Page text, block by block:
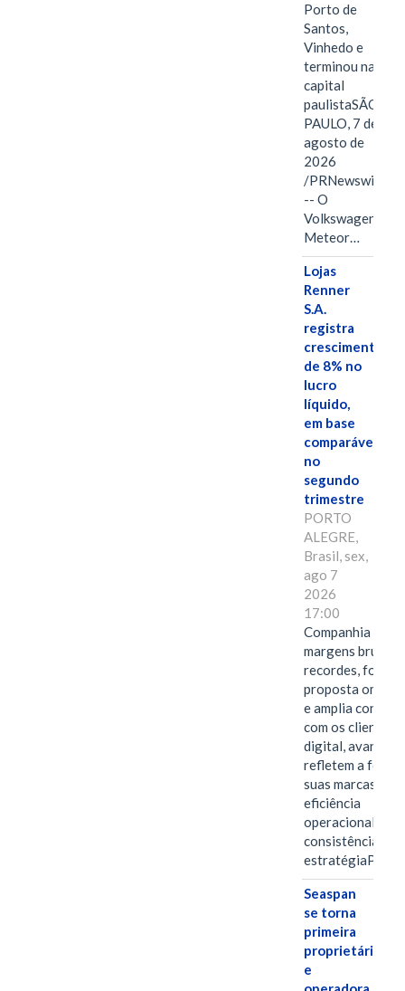
Porto de
Santos,
Vinhedo e
terminou na
capital
paulistaSÃO
PAULO, 7 de
agosto de
2026
/PRNewswire/
-- O
Volkswagen
Meteor…
Lojas
Renner
S.A.
registra
crescimento
de 8% no
lucro
líquido,
em base
comparável,
no
segundo
trimestre
PORTO
ALEGRE,
Brasil, sex,
ago 7
2026
17:00
Companhia
margens brutas
recordes,
proposta
e amplia
com os clientes
digital, avanços
refletem a força
suas marcas, a
eficiência
operacional e a
consistência de
Seaspan
se torna
primeira
proprietária
e